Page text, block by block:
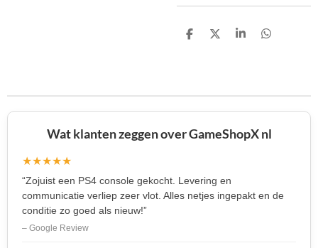
D
D
S
D
Wat klanten zeggen over GameShopX nl
★★★★★
“Zojuist een PS4 console gekocht. Levering en
communicatie verliep zeer vlot. Alles netjes ingepakt en de
conditie zo goed als nieuw!”
– Google Review